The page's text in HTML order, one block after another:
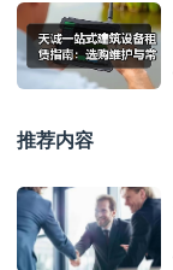
推荐内容